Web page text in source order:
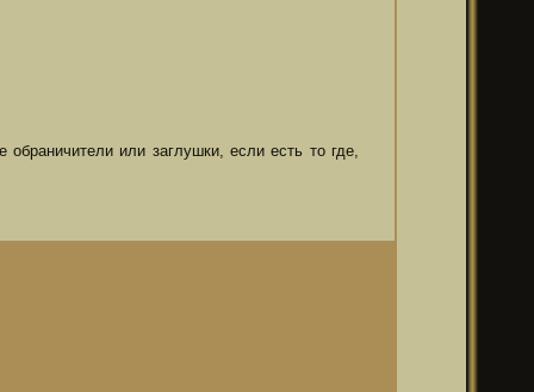
или заглушки, если есть то где,